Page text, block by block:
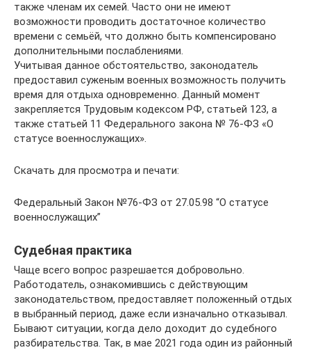
также членам их семей. Часто они не имеют
возможности проводить достаточное количество
времени с семьёй, что должно быть компенсировано
дополнительными послаблениями.
Учитывая данное обстоятельство, законодатель
предоставил суженым военных возможность получить
время для отдыха одновременно. Данный момент
закрепляется Трудовым кодексом РФ, статьей 123, а
также статьей 11 Федерального закона № 76-ФЗ «О
статусе военнослужащих».
Скачать для просмотра и печати:
Федеральный Закон №76-ФЗ от 27.05.98 “О статусе
военнослужащих”
Судебная практика
Чаще всего вопрос разрешается добровольно.
Работодатель, ознакомившись с действующим
законодательством, предоставляет положенный отдых
в выбранный период, даже если изначально отказывал.
Бывают ситуации, когда дело доходит до судебного
разбирательства. Так, в мае 2021 года один из районный